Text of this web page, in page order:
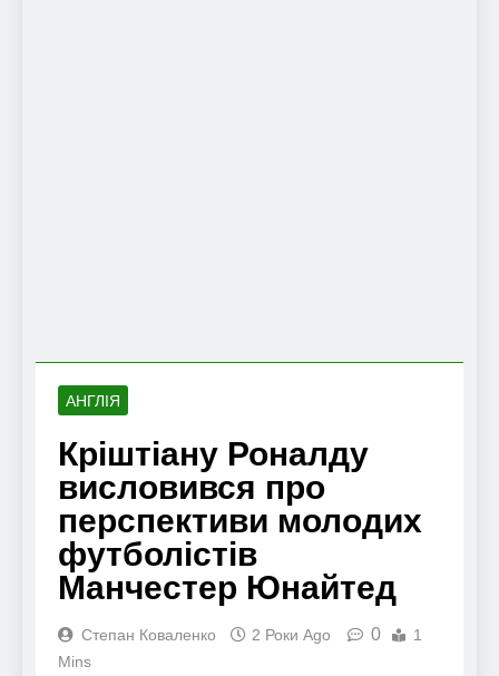
АНГЛІЯ
Кріштіану Роналду
висловився про
перспективи молодих
футболістів
Манчестер Юнайтед
Степан Коваленко 2 Роки Ago 0
1
Mins